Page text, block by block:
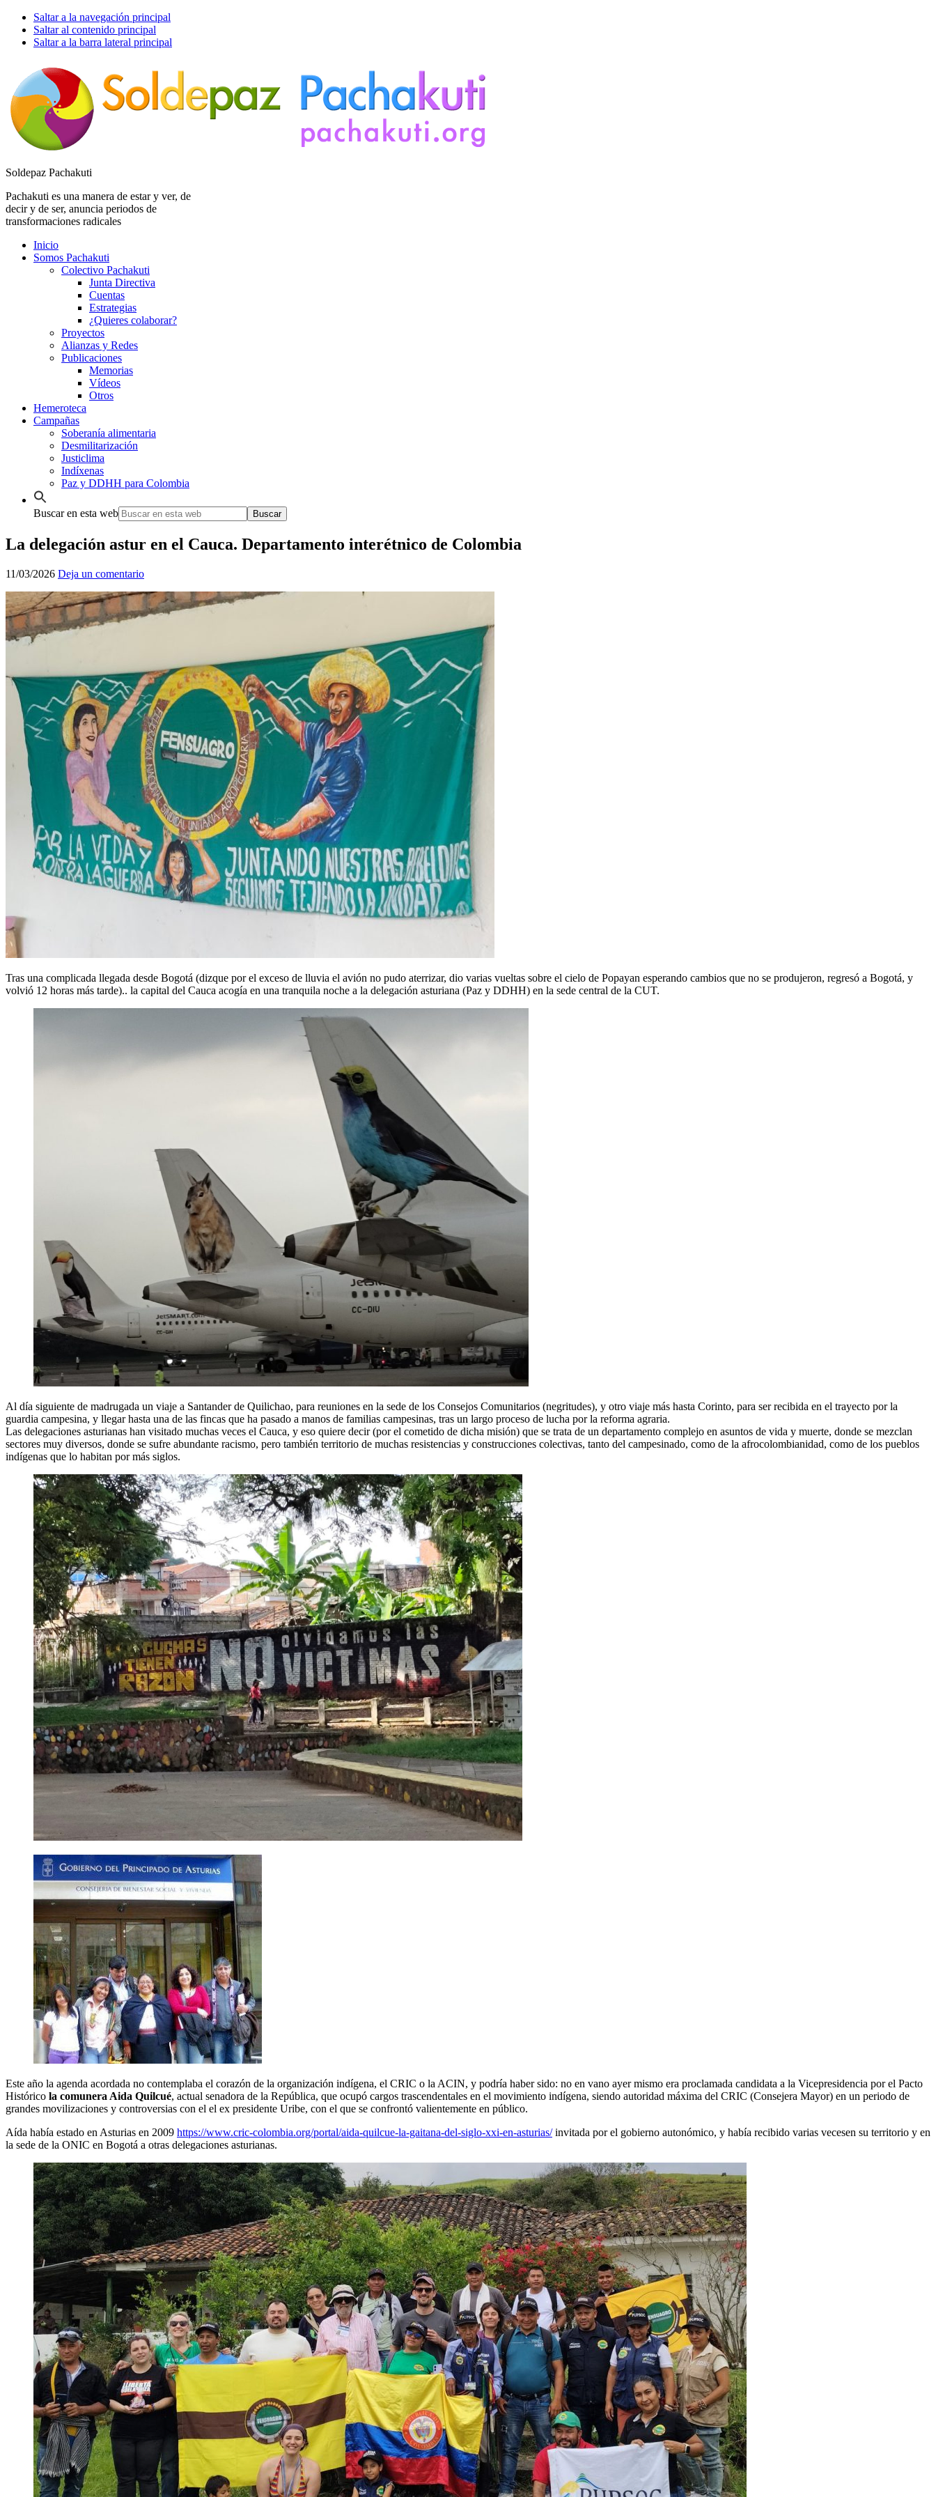
Saltar a la navegación principal
Saltar al contenido principal
Saltar a la barra lateral principal
Soldepaz Pachakuti
Pachakuti es una manera de estar y ver, de
decir y de ser, anuncia periodos de
transformaciones radicales
Inicio
Somos Pachakuti
Colectivo Pachakuti
Junta Directiva
Cuentas
Estrategias
¿Quieres colaborar?
Proyectos
Alianzas y Redes
Publicaciones
Memorias
Vídeos
Otros
Hemeroteca
Campañas
Soberanía alimentaria
Desmilitarización
Justiclima
Indíxenas
Paz y DDHH para Colombia
Buscar en esta web
La delegación astur en el Cauca. Departamento interétnico de Colombia
11/03/2026 Deja un comentario
Tras una complicada llegada desde Bogotá (dizque por el exceso de lluvia el avión no pudo aterrizar, dio varias vueltas sobre el cielo de Popayan esperando cambios que no se produjeron, regresó a Bogotá, y
volvió 12 horas más tarde).. la capital del Cauca acogía en una tranquila noche a la delegación asturiana (Paz y DDHH) en la sede central de la CUT.
Al día siguiente de madrugada un viaje a Santander de Quilichao, para reuniones en la sede de los Consejos Comunitarios (negritudes), y otro viaje más hasta Corinto, para ser recibida en el trayecto por la
guardia campesina, y llegar hasta una de las fincas que ha pasado a manos de familias campesinas, tras un largo proceso de lucha por la reforma agraria.
Las delegaciones asturianas han visitado muchas veces el Cauca, y eso quiere decir (por el cometido de dicha misión) que se trata de un departamento complejo en asuntos de vida y muerte, donde se mezclan
sectores muy diversos, donde se sufre abundante racismo, pero también territorio de muchas resistencias y construcciones colectivas, tanto del campesinado, como de la afrocolombianidad, como de los pueblos
indígenas que lo habitan por más siglos.
Este año la agenda acordada no contemplaba el corazón de la organización indígena, el CRIC o la ACIN, y podría haber sido: no en vano ayer mismo era proclamada candidata a la Vicepresidencia por el Pacto
Histórico la comunera Aida Quilcué, actual senadora de la República, que ocupó cargos trascendentales en el movimiento indígena, siendo autoridad máxima del CRIC (Consejera Mayor) en un periodo de
grandes movilizaciones y controversias con el el ex presidente Uribe, con el que se confrontó valientemente en público.
Aída había estado en Asturias en 2009 https://www.cric-colombia.org/portal/aida-quilcue-la-gaitana-del-siglo-xxi-en-asturias/invitada por el gobierno autonómico, y había recibido varias vecesen su territorio y en
la sede de la ONIC en Bogotá a otras delegaciones asturianas.